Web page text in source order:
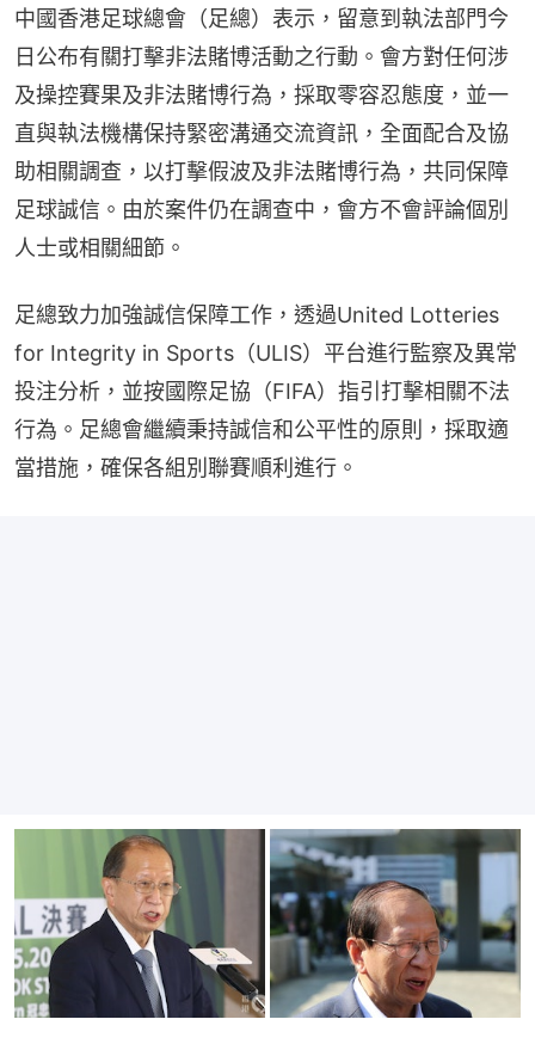
中國香港足球總會（足總）表示，留意到執法部門今
日公布有關打擊非法賭博活動之行動。會方對任何涉
及操控賽果及非法賭博行為，採取零容忍態度，並一
直與執法機構保持緊密溝通交流資訊，全面配合及協
助相關調查，以打擊假波及非法賭博行為，共同保障
足球誠信。由於案件仍在調查中，會方不會評論個別
人士或相關細節。
足總致力加強誠信保障工作，透過United Lotteries
for Integrity in Sports（ULIS）平台進行監察及異常
投注分析，並按國際足協（FIFA）指引打擊相關不法
行為。足總會繼續秉持誠信和公平性的原則，採取適
當措施，確保各組別聯賽順利進行。